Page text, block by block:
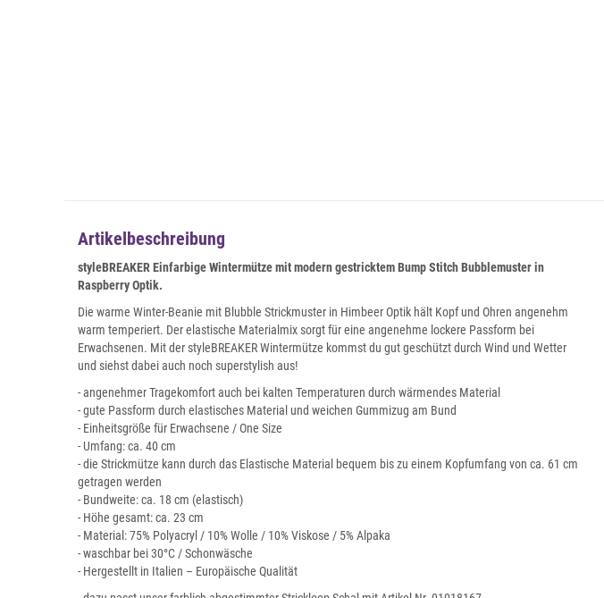
Artikelbeschreibung
styleBREAKER Einfarbige Wintermütze mit modern gestricktem Bump Stitch Bubblemuster in
Raspberry Optik.
Die warme Winter-Beanie mit Blubble Strickmuster in Himbeer Optik hält Kopf und Ohren angenehm
warm temperiert. Der elastische Materialmix sorgt für eine angenehme lockere Passform bei
Erwachsenen. Mit der styleBREAKER Wintermütze kommst du gut geschützt durch Wind und Wetter
und siehst dabei auch noch superstylish aus!
- angenehmer Tragekomfort auch bei kalten Temperaturen durch wärmendes Material
- gute Passform durch elastisches Material und weichen Gummizug am Bund
- Einheitsgröße für Erwachsene / One Size
- Umfang: ca. 40 cm
- die Strickmütze kann durch das Elastische Material bequem bis zu einem Kopfumfang von ca. 61 cm
getragen werden
- Bundweite: ca. 18 cm (elastisch)
- Höhe gesamt: ca. 23 cm
- Material: 75% Polyacryl / 10% Wolle / 10% Viskose / 5% Alpaka
- waschbar bei 30°C / Schonwäsche
- Hergestellt in Italien – Europäische Qualität